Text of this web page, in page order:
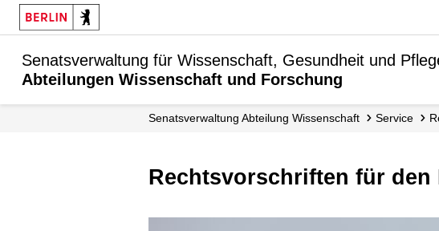
Senatsverwaltung für Wissenschaft, Gesundheit und
Abteilungen Wissenschaft und Forschung
Senats­verwaltung Abteilung Wissenschaft Service
Rechtsvorschriften für